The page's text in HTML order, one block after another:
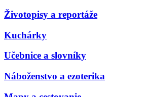
Životopisy a reportáže
Kuchárky
Učebnice a slovníky
Náboženstvo a ezoterika